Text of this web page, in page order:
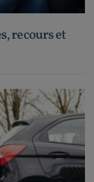
recours et